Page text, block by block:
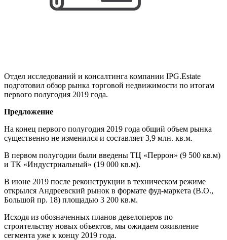
Отдел исследований и консалтинга компании IPG.Estate
подготовил обзор рынка торговой недвижимости по итогам
первого полугодия 2019 года.
Предложение
На конец первого полугодия 2019 года общий объем рынка
существенно не изменился и составляет 3,9 млн. кв.м.
В первом полугодии были введены ТЦ «Перрон» (9 500 кв.м)
и ТК «Индустриальный» (19 000 кв.м).
В июне 2019 после реконструкции в техническом режиме
открылся Андреевский рынок в формате фуд-маркета (В.О.,
Большой пр. 18) площадью 3 200 кв.м.
Исходя из обозначенных планов девелоперов по
строительству новых объектов, мы ожидаем оживление
сегмента уже к концу 2019 года.